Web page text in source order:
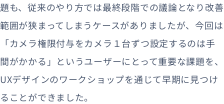
題も、従来のやり方では最終段階での議論となり改善
範囲が狭まってしまうケースがありましたが、今回は
「カメラ権限付与をカメラ１台ずつ設定するのは手
間がかかる」というユーザーにとって重要な課題を、
UXデザインのワークショップを通じて早期に見つけ
ることができました。